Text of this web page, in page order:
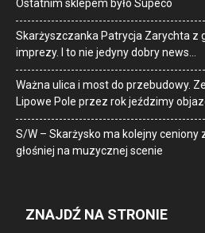
Ostatnim sklepem było Supeco
Skarżyszczanka Patrycja Zarychta z
imprezy. I to nie jedyny dobry news…
Ważna ulica i most do przebudowy.
Lipowe Pole przez rok jeździmy
S/W – Skarżysko ma kolejny ceniony
głośniej na muzycznej scenie
ZNAJDŹ NA STRONIE